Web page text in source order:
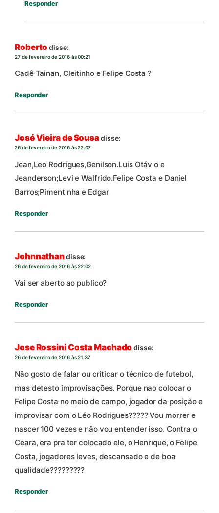
Responder
Roberto disse:
27 de fevereiro de 2016 às 00:21
Cadê Tainan, Cleitinho e Felipe Costa ?
Responder
José Vieira de Sousadisse:
26 de fevereiro de 2016 às 22:07
Jean,Leo Rodrigues,Genilson.Luis Otávio e
Jeanderson;Levi e Walfrido.Felipe Costa e Daniel
Barros;Pimentinha e Edgar.
Responder
Johnnathandisse:
26 de fevereiro de 2016 às 22:02
Vai ser aberto ao publico?
Responder
Jose Rossini Costa Machado disse:
26 de fevereiro de 2016 às 21:37
Não gosto de falar ou criticar o técnico de futebol,
mas detesto improvisações. Porque nao colocar o
Felipe Costa no meio de campo, jogador da posição e
improvisar com o Léo Rodrigues????? Vou morrer e
nascer 100 vezes e não vou entender isso. Contra o
Ceará, era pra ter colocado ele, o Henrique, o Felipe
Costa, jogadores leves, descansado e de boa
qualidade?????????
Responder